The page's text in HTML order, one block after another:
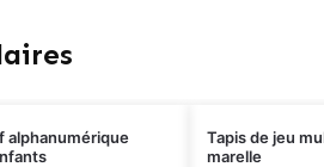
alphanumérique
Tapis de jeu
marelle